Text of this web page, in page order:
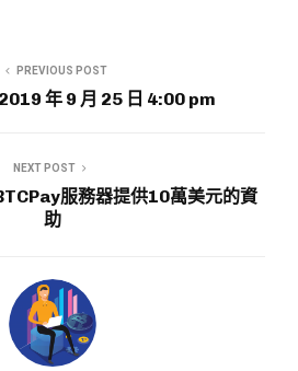
PREVIOUS POST
年 9 月 25 日 4:00 pm
NEXT POST
服務器提供10萬美元的資
助